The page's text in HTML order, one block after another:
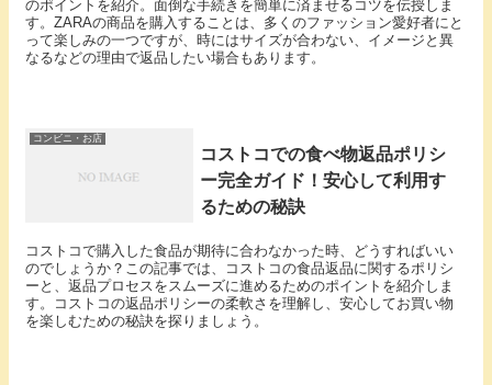
のポイントを紹介。面倒な手続きを簡単に済ませるコツを伝授しま
す。ZARAの商品を購入することは、多くのファッション愛好者にと
って楽しみの一つですが、時にはサイズが合わない、イメージと異
なるなどの理由で返品したい場合もあります。
コンビニ・お店
コストコでの食べ物返品ポリシ
ー完全ガイド！安心して利用す
るための秘訣
コストコで購入した食品が期待に合わなかった時、どうすればいい
のでしょうか？この記事では、コストコの食品返品に関するポリシ
ーと、返品プロセスをスムーズに進めるためのポイントを紹介しま
す。コストコの返品ポリシーの柔軟さを理解し、安心してお買い物
を楽しむための秘訣を探りましょう。